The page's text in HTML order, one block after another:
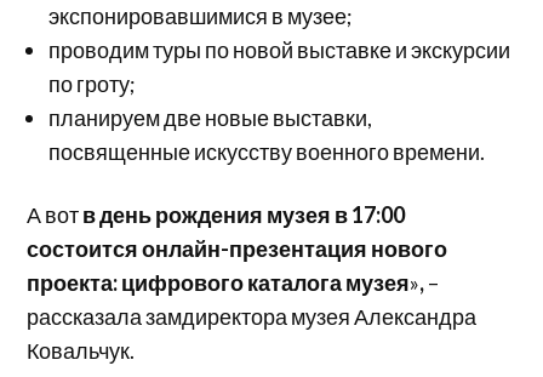
экспонировавшимися в музее;
проводим туры по новой выставке и экскурсии
по гроту;
планируем две новые выставки,
посвященные искусству военного времени.
А вотв день рождения музея в 17:00
состоится онлайн-презентация нового
проекта: цифрового каталога музея»,–
рассказала замдиректора музея Александра
Ковальчук.